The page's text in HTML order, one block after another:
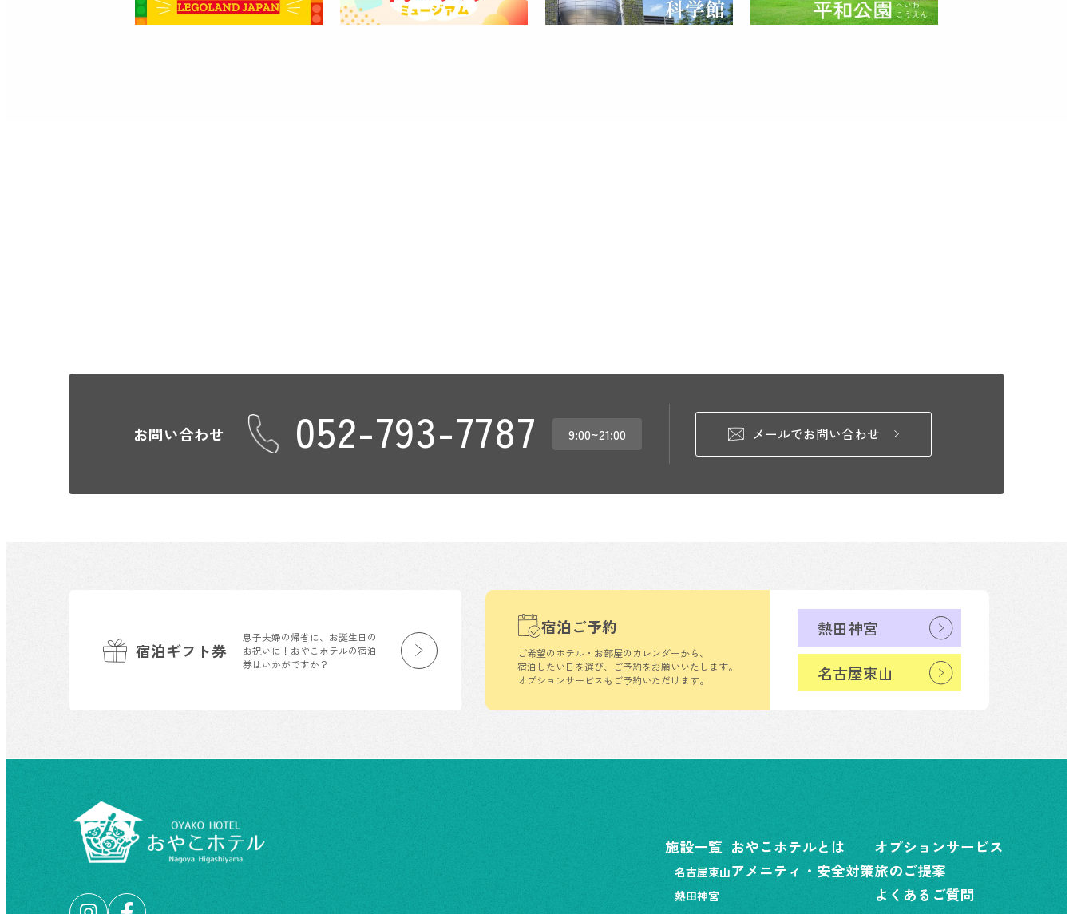
お問い合わせ 052-793-7787 9:00~21:00 メールでお問い合わせ
宿泊ギフト券
息子夫婦の帰省に、お誕生日の
お祝いに！おやこホテルの宿泊
券はいかがですか？
宿泊ご予約
ご希望のホテル・お部屋のカレンダーから、
宿泊したい日を選び、ご予約をお願いいたします。
オプションサービスもご予約いただけます。
熱田神宮
名古屋東山
施設一覧
名古屋東山
熱田神宮
おやこホテルとは
アメニティ・安全対策
オプションサービス
旅のご提案
よくあるご質問